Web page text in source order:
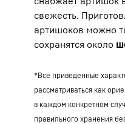
свежесть.
артишоков можно
сохранятся около
*Все приведенные
рассматриваться как
в каждом конкретном
правильного хранения